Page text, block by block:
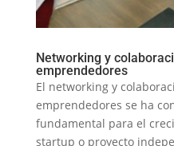
Networking y
emprendedores
El networking y
emprendedores se ha
fundamental para el
startup o proyecto